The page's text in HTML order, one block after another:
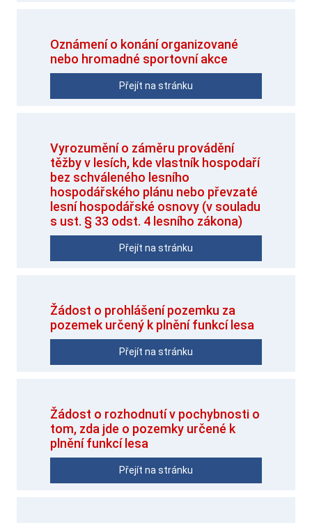
Oznámení o konání organizované
nebo hromadné sportovní akce
Přejít na stránku
Vyrozumění o záměru provádění
těžby v lesích, kde vlastník hospodaří
bez schváleného lesního
hospodářského plánu nebo převzaté
lesní hospodářské osnovy (v souladu
s ust. § 33 odst. 4 lesního zákona)
Přejít na stránku
Žádost o prohlášení pozemku za
pozemek určený k plnění funkcí lesa
Přejít na stránku
Žádost o rozhodnutí v pochybnosti o
tom, zda jde o pozemky určené k
plnění funkcí lesa
Přejít na stránku